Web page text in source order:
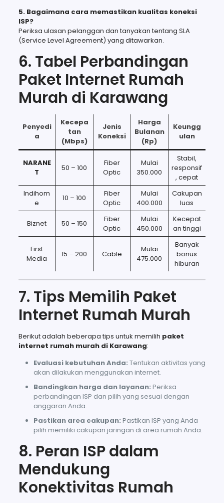
5. Bagaimana cara memastikan kualitas koneksi
ISP?
Periksa ulasan pelanggan dan tanyakan tentang SLA
(Service Level Agreement) yang ditawarkan.
6. Tabel Perbandingan
Paket Internet Rumah
Murah di Karawang
Penyedi
a
Kecepa
tan
(Mbps)
Jenis
Koneksi
Harga
Bulanan
(Rp)
Keungg
ulan
NARANE
T
50 – 100
Fiber
Optic
Mulai
350.000
Stabil,
responsif
, cepat
Indihom
e
10 – 100
Fiber
Optic
Mulai
400.000
Cakupan
luas
Biznet 50 – 150
Fiber
Optic
Mulai
450.000
Kecepat
an tinggi
First
Media
15 – 200 Cable
Mulai
475.000
Banyak
bonus
hiburan
7. Tips Memilih Paket
Internet Rumah Murah
Berikut adalah beberapa tips untuk memilih paket
internet rumah murah di Karawang:
Evaluasi kebutuhan Anda: Tentukan aktivitas yang
akan dilakukan menggunakan internet.
Bandingkan harga dan layanan: Periksa
perbandingan ISP dan pilih yang sesuai dengan
anggaran Anda.
Pastikan area cakupan: Pastikan ISP yang Anda
pilih memiliki cakupan jaringan di area rumah Anda.
8. Peran ISP dalam
Mendukung
Konektivitas Rumah